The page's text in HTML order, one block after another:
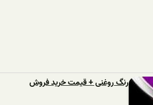
رنگ روغنی + قیمت خرید فروش